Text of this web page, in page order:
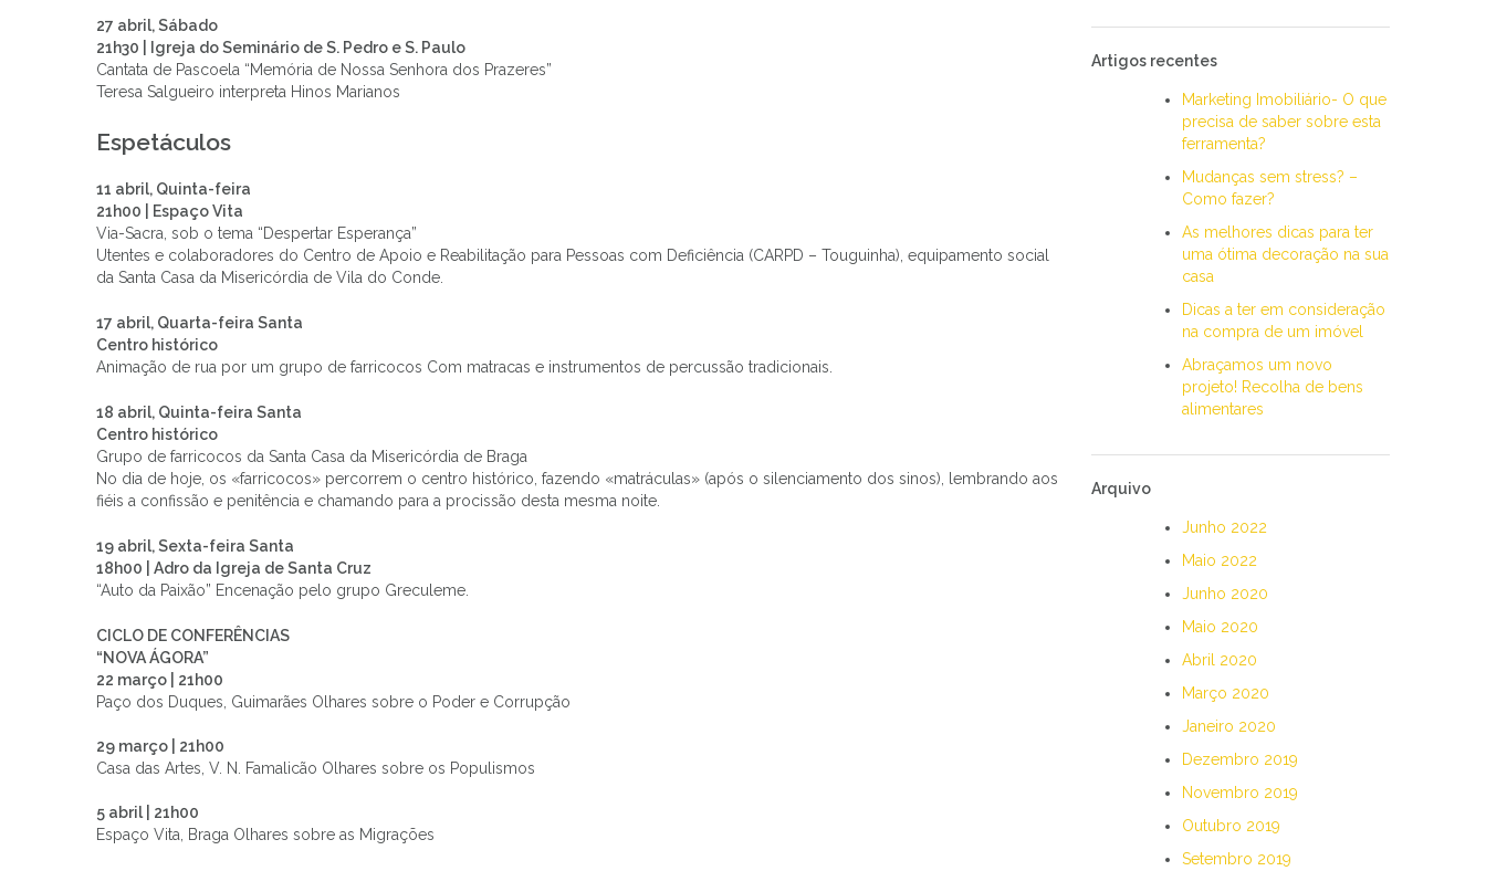
27 abril, Sábado
21h30 | Igreja do Seminário de S. Pedro e S. Paulo
Cantata de Pascoela “Memória de Nossa Senhora dos Prazeres”
Teresa Salgueiro interpreta Hinos Marianos
Espetáculos
11 abril, Quinta-feira
21h00 | Espaço Vita
Via-Sacra, sob o tema “Despertar Esperança”
Utentes e colaboradores do Centro de Apoio e Reabilitação para Pessoas com Deficiência (CARPD – Touguinha), equipamento social
da Santa Casa da Misericórdia de Vila do Conde.
17 abril, Quarta-feira Santa
Centro histórico
Animação de rua por um grupo de farricocos Com matracas e instrumentos de percussão tradicionais.
18 abril, Quinta-feira Santa
Centro histórico
Grupo de farricocos da Santa Casa da Misericórdia de Braga
No dia de hoje, os «farricocos» percorrem o centro histórico, fazendo «matráculas» (após o silenciamento dos sinos), lembrando aos
fiéis a confissão e penitência e chamando para a procissão desta mesma noite.
19 abril, Sexta-feira Santa
18h00 | Adro da Igreja de Santa Cruz
“Auto da Paixão” Encenação pelo grupo Greculeme.
CICLO DE CONFERÊNCIAS
“NOVA ÁGORA”
22 março | 21h00
Paço dos Duques, Guimarães Olhares sobre o Poder e Corrupção
29 março | 21h00
Casa das Artes, V. N. Famalicão Olhares sobre os Populismos
5 abril | 21h00
Espaço Vita, Braga Olhares sobre as Migrações
Artigos recentes
Marketing Imobiliário- O que
precisa de saber sobre esta
ferramenta?
Mudanças sem stress? –
Como fazer?
As melhores dicas para ter
uma ótima decoração na sua
casa
Dicas a ter em consideração
na compra de um imóvel
Abraçamos um novo
projeto! Recolha de bens
alimentares
Arquivo
Junho 2022
Maio 2022
Junho 2020
Maio 2020
Abril 2020
Março 2020
Janeiro 2020
Dezembro 2019
Novembro 2019
Outubro 2019
Setembro 2019